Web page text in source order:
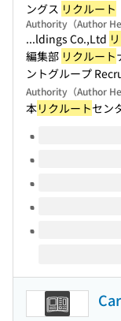
ングス リクルート
Authority（Author
...ldings Co.,Ltd
編集部 リクルート
ントグループ
Authority（Author
本リクルートセン
Volumes of this title